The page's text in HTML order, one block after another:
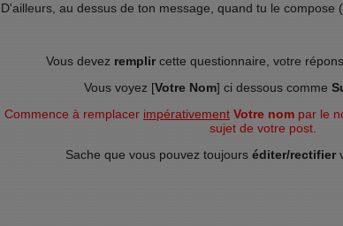
D'ailleurs, au dessus de ton message, quand tu le compose
Vous devez remplircette questionnaire, votre
Vous voyez [Votre Nom] ci dessous comme
Commence à remplacer impérativement Votre nompar le
sujet de votre post.
Sache que vous pouvez toujours éditer/rectifier